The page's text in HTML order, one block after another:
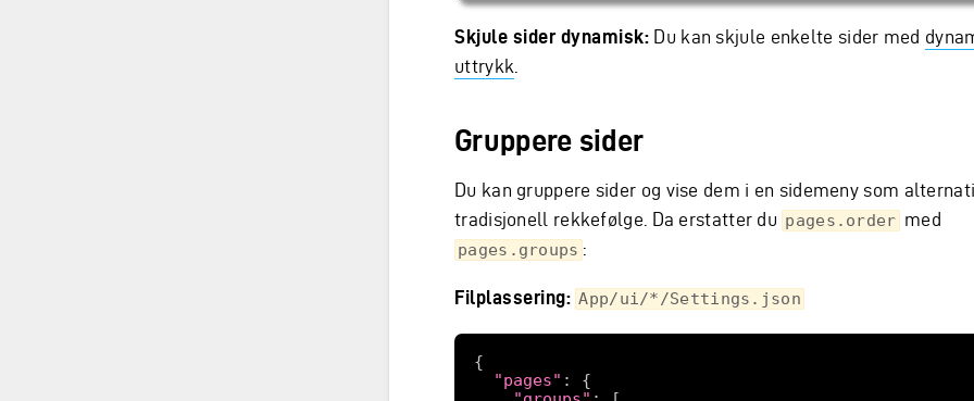
Skjule sider dynamisk: Du kan skjule enkelte sider med
uttrykk
Gruppere sider
Du kan gruppere sider og vise dem i en sidemeny som
tradisjonell rekkefølge. Da erstatter du pages.order med
pages.groups :
Filplassering: App/ui/*/Settings.json
"pages"